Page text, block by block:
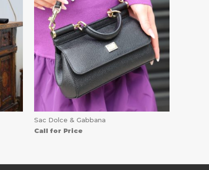
Sac Dolce & Gabbana
Call for Price